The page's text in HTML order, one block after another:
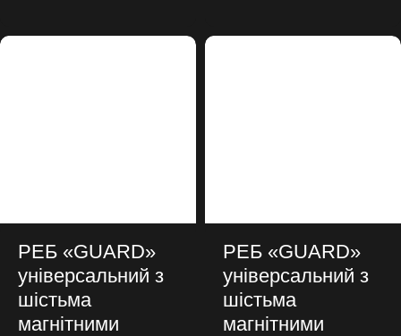
РЕБ «GUARD»
універсальний з
шістьма
магнітними
РЕБ «GUARD»
універсальний з
шістьма
магнітними